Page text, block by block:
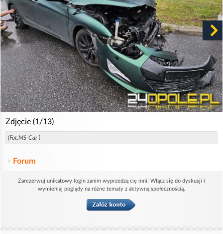
Zdjęcie (1/13)
(Fot.MS-Car )
Forum
Zarezerwuj unikatowy login zanim wyprzedzą cię inni! Włącz się do dyskusji i
wymieniaj poglądy na różne tematy z aktywną społecznością.